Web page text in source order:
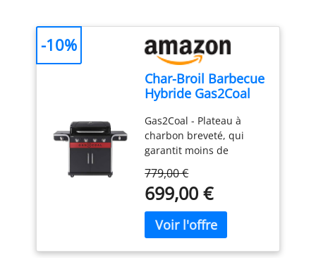
Char-Broil Barbecue
Hybride Gas2Coal
Charbon de Bois
Gas2Coal - Plateau à
charbon breveté, qui
garantit moins de
uniforme pour les
aliments cuits et
savoureux Brûleurs en
acier inoxydable :
brûleurs robustes et
durables, conçus pour
779,00 €
699,00 €
-10%